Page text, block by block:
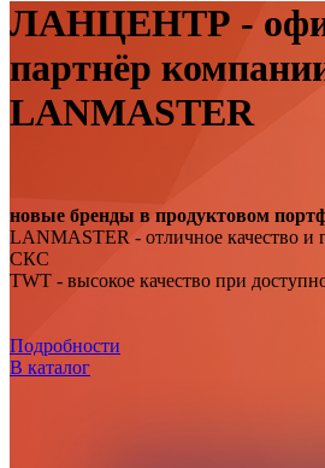
ЛАНЦЕНТР -
партнёр
LANMASTER
новые бренды в продуктовом
LANMASTER - отличное качество и
СКС
TWT - высокое качество при
Подробности
В каталог